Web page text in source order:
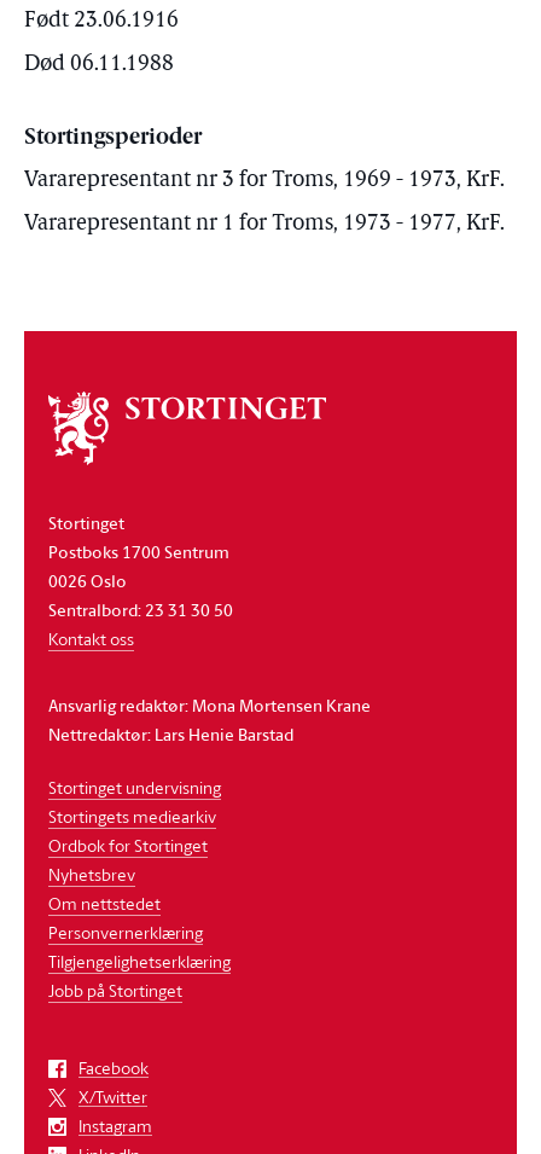
Født 23.06.1916
Død 06.11.1988
Stortingsperioder
Vararepresentant nr 3 for Troms, 1969 - 1973, KrF.
Vararepresentant nr 1 for Troms, 1973 - 1977, KrF.
Om
stortinget
Stortinget
Postboks 1700 Sentrum
0026 Oslo
Sentralbord: 23 31 30 50
Kontakt oss
Ansvarlig redaktør: Mona Mortensen Krane
Nettredaktør: Lars Henie Barstad
Stortinget undervisning
Stortingets mediearkiv
Ordbok for Stortinget
Nyhetsbrev
Om nettstedet
Personvernerklæring
Tilgjengelighetserklæring
Jobb på Stortinget
Facebook
X/Twitter
Instagram